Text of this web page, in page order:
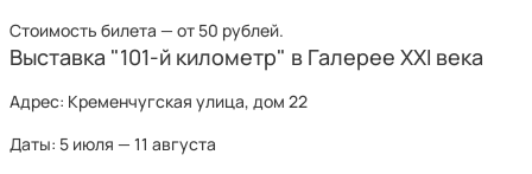
Стоимость билета — от 50 рублей.
Выставка "101-й километр" в Галерее XXI века
Адрес: Кременчугская улица, дом 22
Даты: 5 июля — 11 августа